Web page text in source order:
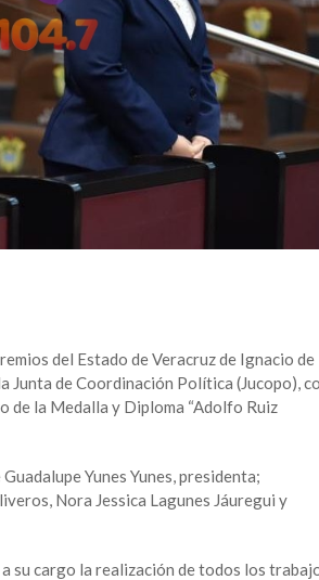
del Estado de Veracruz de Ignacio de
Junta de Coordinación Política (Jucopo),
de la Medalla y Diploma “Adolfo Ruiz
Yunes Yunes, presidenta;
Nora Jessica Lagunes Jáuregui y
su cargo la realización de todos los